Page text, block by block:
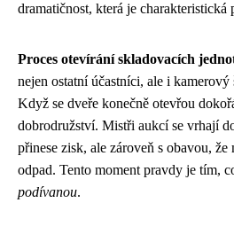
dramatičnost, která je charakteristická
Proces otevírání skladovacích
nejen ostatní účastníci, ale i
Když se dveře konečně otevřou
dobrodružství. Mistři aukcí se vrhají
přinese zisk, ale zároveň s obavou,
odpad. Tento moment pravdy je tím,
podívanou.